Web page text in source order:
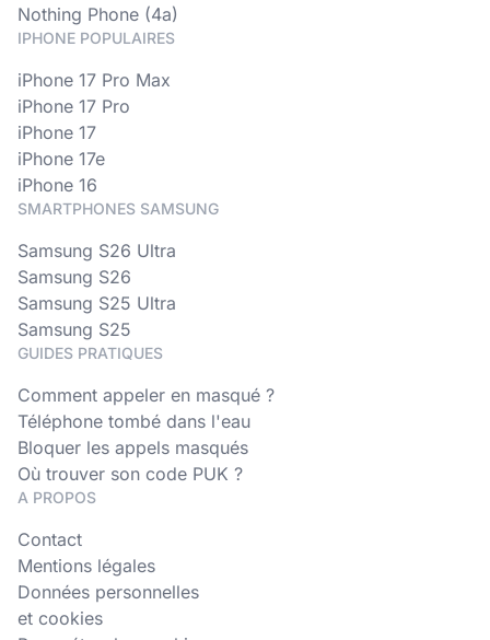
Nothing Phone (4a)
IPHONE POPULAIRES
iPhone 17 Pro Max
iPhone 17 Pro
iPhone 17
iPhone 17e
iPhone 16
SMARTPHONES SAMSUNG
Samsung S26 Ultra
Samsung S26
Samsung S25 Ultra
Samsung S25
GUIDES PRATIQUES
Comment appeler en masqué ?
Téléphone tombé dans l'eau
Bloquer les appels masqués
Où trouver son code PUK ?
A PROPOS
Contact
Mentions légales
Données personnelles
et cookies